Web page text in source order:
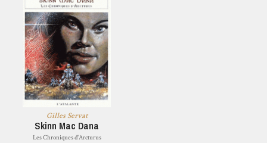
Gilles Servat
Skinn Mac Dana
Les Chroniques d'Arcturus